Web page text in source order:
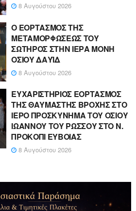
8 Αυγούστου 2026
Ο ΕΟΡΤΑΣΜΟΣ ΤΗΣ
ΜΕΤΑΜΟΡΦΩΣΕΩΣ ΤΟΥ
ΣΩΤΗΡΟΣ ΣΤΗΝ ΙΕΡΑ ΜΟΝΗ
ΟΣΙΟΥ ΔΑΥΪΔ
8 Αυγούστου 2026
ΕΥΧΑΡΙΣΤΗΡΙΟΣ ΕΟΡΤΑΣΜΟΣ
ΤΗΣ ΘΑΥΜΑΣΤΗΣ ΒΡΟΧΗΣ ΣΤΟ
ΙΕΡΟ ΠΡΟΣΚΥΝΗΜΑ ΤΟΥ ΟΣΙΟΥ
ΙΩΑΝΝΟΥ ΤΟΥ ΡΩΣΣΟΥ ΣΤΟ Ν.
ΠΡΟΚΟΠΙ ΕΥΒΟΙΑΣ
8 Αυγούστου 2026